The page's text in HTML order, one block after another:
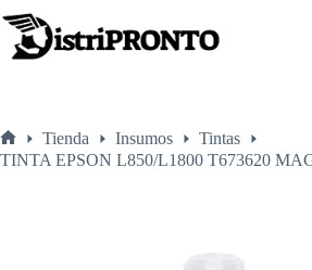
al
contenido
Inicio
Tienda Insumos
Tintas
TINTA EPSON L850/L1800 T673620